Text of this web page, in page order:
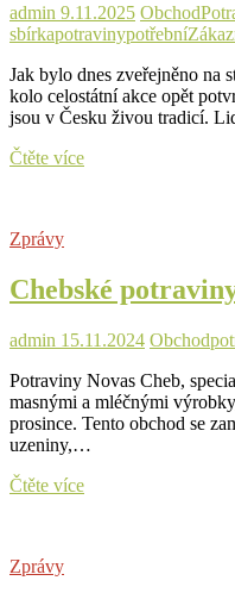
admin 9.11.2025 Obchod
sbírkapotravinypotřební
Jak bylo dnes zveřejněno na
kolo celostátní akce opět
jsou v Česku živou tradicí.
Čtěte vícePodzimní
darovali
719
zboží
Zprávy
Chebské
admin 15.11.2024 Obchod
Potraviny Novas Cheb,
masnými a mléčnými
prosince. Tento obchod se
uzeniny,…
Čtěte víceChebské
Zprávy